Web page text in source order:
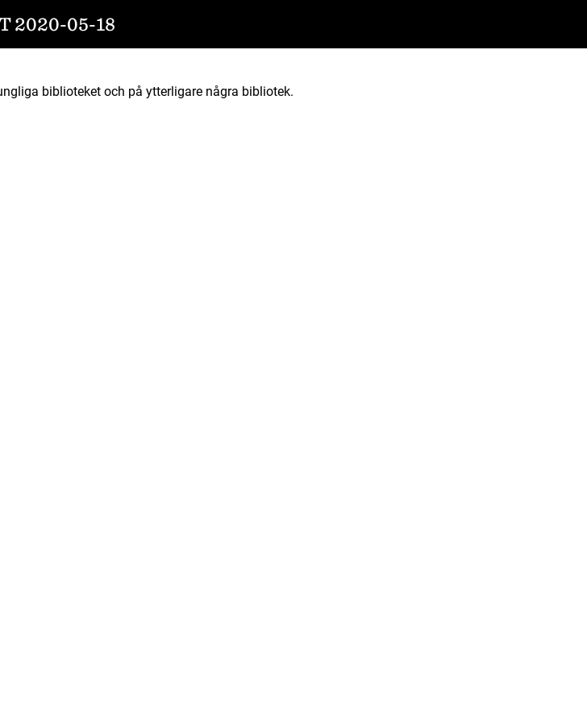
2020-05-18
biblioteket och på ytterligare några bibliotek.